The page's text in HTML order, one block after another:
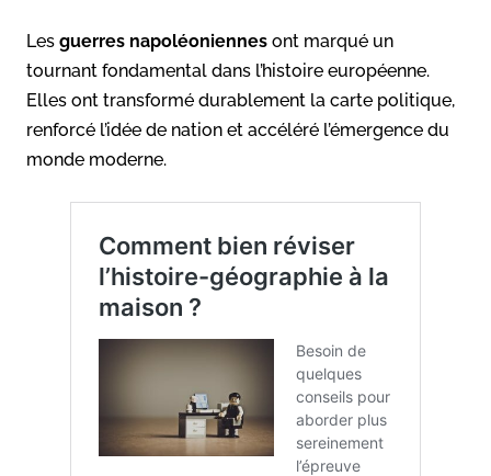
Les guerres napoléoniennes ont marqué un
tournant fondamental dans l’histoire européenne.
Elles ont transformé durablement la carte politique,
renforcé l’idée de nation et accéléré l’émergence du
monde moderne.